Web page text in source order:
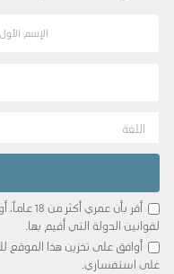
اللغة
أقر بأن
لقوانين الدولة التي أقيم بها.
أوافق على تخزين هذا الموقع
على استفساري.